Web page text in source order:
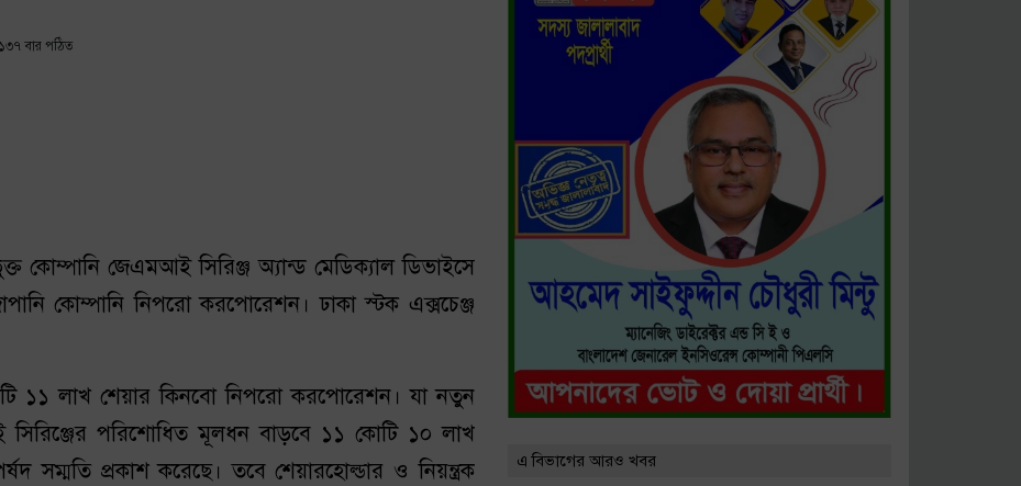
বার পঠিত
কোম্পানি জেএমআই সিরিঞ্জ অ্যান্ড মেডিক্যাল ডিভাইসে
কোম্পানি নিপরো করপোরেশন। ঢাকা স্টক এক্সচেঞ্জ
১১ লাখ শেয়ার কিনবো নিপরো করপোরেশন। যা নতুন
পরিশোধিত মূলধন বাড়বে ১১ কোটি ১০ লাখ
সম্মতি প্রকাশ করেছে। তবে শেয়ারহোল্ডার ও নিয়ন্ত্রক
এ বিভাগের আরও খবর